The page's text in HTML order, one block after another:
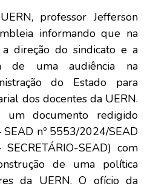
professor Jefferson
informando que na
direção do sindicato e a
de uma audiência na
do Estado para
dos docentes da UERN.
um documento redigido
nº 5553/2024/SEAD
SEAD) com
de uma política
da UERN. O ofício da